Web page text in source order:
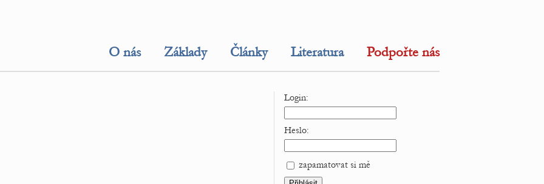
O nás Základy Články Literatura Podpořte nás
Login:
Heslo:
zapamatovat si mě